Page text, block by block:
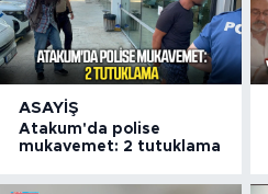
ASAYIŞ
Atakum'da polise
mukavemet: 2 tutuklama